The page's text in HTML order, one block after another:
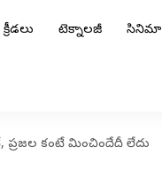
క్రీడలు టెక్నాలజీ సినిమా
కంటే మించిందేదీ లేదు